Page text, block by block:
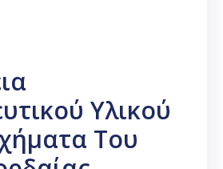
Υλικού
Του